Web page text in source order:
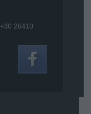
+30 26410